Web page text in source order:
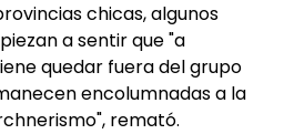
chicas, algunos
a sentir que "a
quedar fuera del grupo
encolumnadas a la
remató.